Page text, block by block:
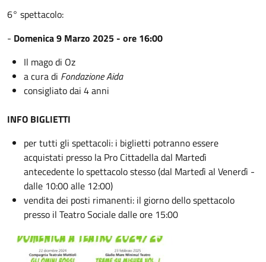
6° spettacolo:
- Domenica 9 Marzo 2025 - ore 16:00
Il mago di Oz
a cura di Fondazione Aida
consigliato dai 4 anni
INFO BIGLIETTI
per tutti gli spettacoli: i biglietti potranno essere
acquistati presso la Pro Cittadella dal Martedì
antecedente lo spettacolo stesso (dal Martedì al Venerdì -
dalle 10:00 alle 12:00)
vendita dei posti rimanenti: il giorno dello spettacolo
presso il Teatro Sociale dalle ore 15:00